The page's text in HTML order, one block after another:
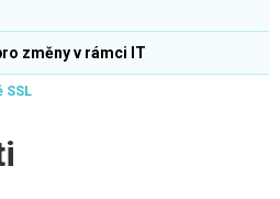
změny v rámci IT
SSL